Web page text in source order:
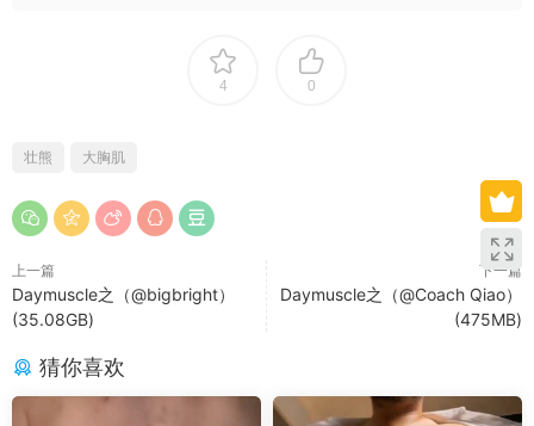
4 0
壮熊 大胸肌
上一篇
Daymuscle之（@bigbright）
(35.08GB)
下一篇
Daymuscle之（@Coach Qiao）
(475MB)
猜你喜欢